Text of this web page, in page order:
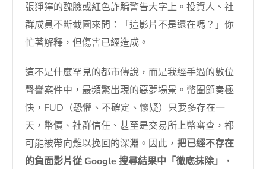
張猙獰的醜臉或紅色詐騙警告大字上。投資人、社
群成員不斷截圖來問：「這影片不是還在嗎？」你
忙著解釋，但傷害已經造成。
這不是什麼罕見的都市傳說，而是我經手過的數位
聲譽案件中，最頻繁出現的惡夢場景。幣圈節奏極
快，FUD（恐懼、不確定、懷疑）只要多存在一
天，幣價、社群信任、甚至是交易所上幣審查，都
可能被帶向難以挽回的深淵。因此，把已經不存在
的負面影片從 Google 搜尋結果中「徹底抹除」
，